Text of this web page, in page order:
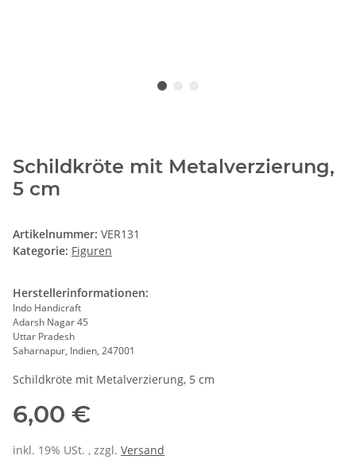
Schildkröte mit Metalverzierung,
5 cm
Artikelnummer: VER131
Kategorie: Figuren
Herstellerinformationen:
Indo Handicraft
Adarsh Nagar 45
Uttar Pradesh
Saharnapur, Indien, 247001
Schildkröte mit Metalverzierung, 5 cm
6,00 €
inkl. 19% USt. , zzgl. Versand